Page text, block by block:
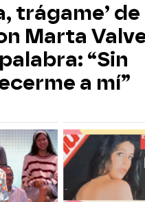
trágame’ de
Marta
“Sin
a mí”